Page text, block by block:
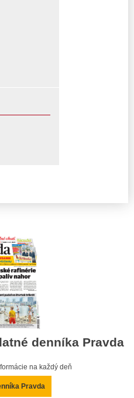
denníka Pravda
na každý deň
Pravda